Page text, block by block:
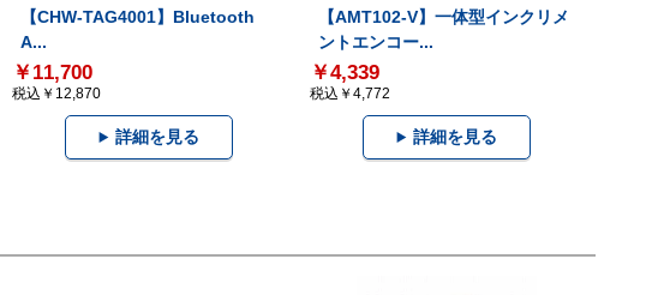
【CHW-TAG4001】Bluetooth
A...
￥11,700
税込￥12,870
詳細を見る
【AMT102-V】一体型インクリメ
ントエンコー...
￥4,339
税込￥4,772
詳細を見る